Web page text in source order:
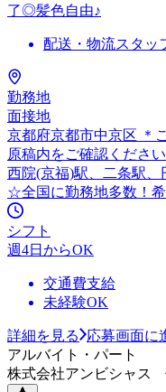
了◎髪色自由♪
配送・物流スタッ
勤務地
面接地
京都府京都市中京区 ＊
原稿内をご確認ください
西院(京福)駅、二条駅、
☆全国に勤務地多数！
シフト
週4日からOK
交通費支給
未経験OK
詳細を見る
応募画面に
アルバイト・パート
株式会社アンビシャス